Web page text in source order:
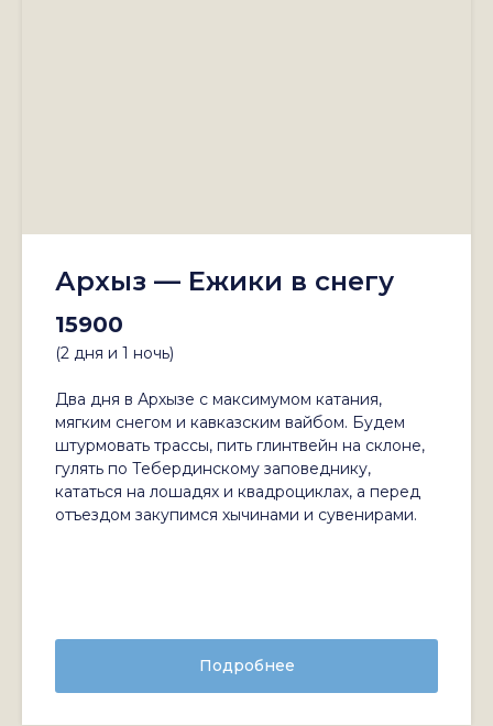
Архыз — Ежики в снегу
15900
(2 дня и 1 ночь)
Два дня в Архызе с максимумом катания,
мягким снегом и кавказским вайбом. Будем
штурмовать трассы, пить глинтвейн на склоне,
гулять по Тебердинскому заповеднику,
кататься на лошадях и квадроциклах, а перед
отъездом закупимся хычинами и сувенирами.
Подробнее